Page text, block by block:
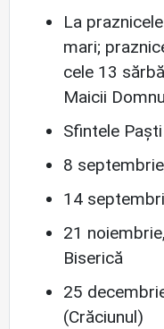
La
mari;
cele 13
Maicii
Sfintele Paști
8
14
21
Biserică
25
(Crăciunul)